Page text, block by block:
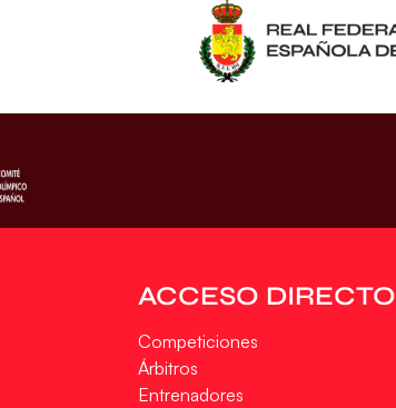
ACCESO DIRECTO
Competiciones
Árbitros
Entrenadores